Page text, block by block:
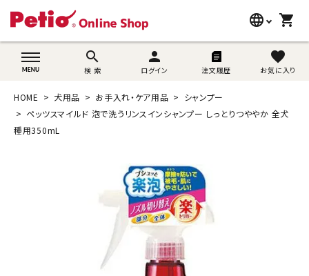
language
wovn-lang-name
shopping_cart
search
検 索
person
ログイン 注文履歴
favorite
お気に入り
search
猫用品
ブランド別に探す
HOME 犬用品 お手入れ・ケア用品
シャンプー
ペッツスマイルド 泡で洗うリンスインシャンプー しっとりつややか 全犬
種用350mL